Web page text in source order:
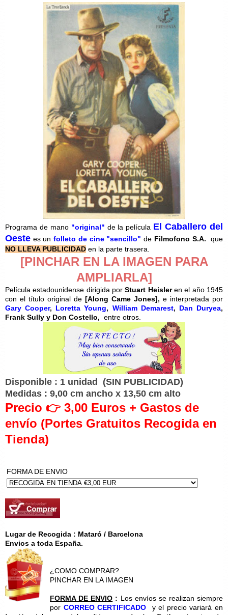
Programa de mano "original" de la película El Caballero del
Oeste es unfolleto de cine "sencillo"de Filmofono S.A.que
NO LLEVA PUBLICIDAD en la parte trasera.
[PINCHAR EN LA IMAGEN PARA
AMPLIARLA]
Película estadounidense dirigida porStuart Heisleren el año 1945
con el título original de [Along Came Jones], e interpretada por
Gary Cooper, Loretta Young, William Demarest, Dan Duryea,
Frank Sully y Don Costello, entre otros.
Disponible : 1 unidad (SIN PUBLICIDAD)
Medidas : 9,00 cm ancho x 13,50 cm alto
Precio 👉 3,00 Euros + Gastos de
envío (Portes Gratuitos Recogida en
Tienda)
FORMA DE ENVIO
Lugar de Recogida : Mataró / Barcelona
Envios a toda España.
¿COMO COMPRAR?
PINCHAR EN LA IMAGEN
FORMA DE ENVIO : Los envíos se realizan siempre
por CORREO CERTIFICADO y el precio variará en